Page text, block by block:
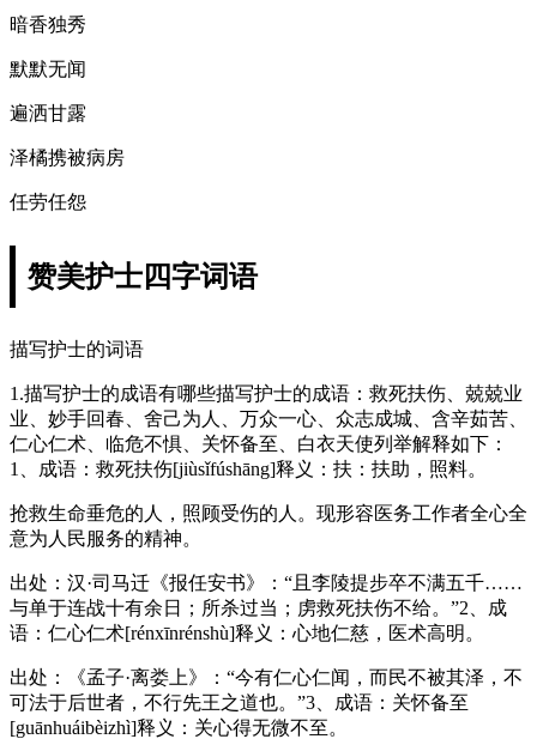
暗香独秀
默默无闻
遍洒甘露
泽橘携被病房
任劳任怨
赞美护士四字词语
描写护士的词语
1.描写护士的成语有哪些描写护士的成语：救死扶伤、兢兢业
业、妙手回春、舍己为人、万众一心、众志成城、含辛茹苦、
仁心仁术、临危不惧、关怀备至、白衣天使列举解释如下：
1、成语：救死扶伤[jiùsǐfúshāng]释义：扶：扶助，照料。
抢救生命垂危的人，照顾受伤的人。现形容医务工作者全心全
意为人民服务的精神。
出处：汉·司马迁《报任安书》：“且李陵提步卒不满五千……
与单于连战十有余日；所杀过当；虏救死扶伤不给。”2、成
语：仁心仁术[rénxīnrénshù]释义：心地仁慈，医术高明。
出处：《孟子·离娄上》：“今有仁心仁闻，而民不被其泽，不
可法于后世者，不行先王之道也。”3、成语：关怀备至
[guānhuáibèizhì]释义：关心得无微不至。